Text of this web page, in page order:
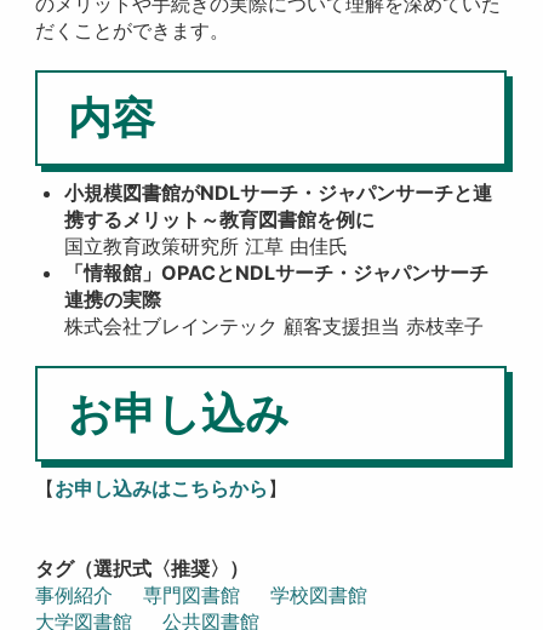
だくことができます。
内容
小規模図書館がNDLサーチ・ジャパンサーチと連
携するメリット～教育図書館を例に
国立教育政策研究所 江草 由佳氏
「情報館」OPACとNDLサーチ・ジャパンサーチ
連携の実際
株式会社ブレインテック 顧客支援担当 赤枝幸子
お申し込み
【お申し込みはこちらから 】
タグ（選択式〈推奨〉）
事例紹介
専門図書館
学校図書館
大学図書館
公共図書館